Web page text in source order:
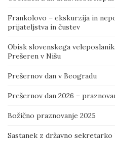
Frankolovo – ekskurzija in
prijateljstva in čustev
Obisk slovenskega
Prešeren v Nišu
Prešernov dan v Beogradu
Prešernov dan 2026 –
Božično praznovanje 2025
Sastanek z državno sekretarko